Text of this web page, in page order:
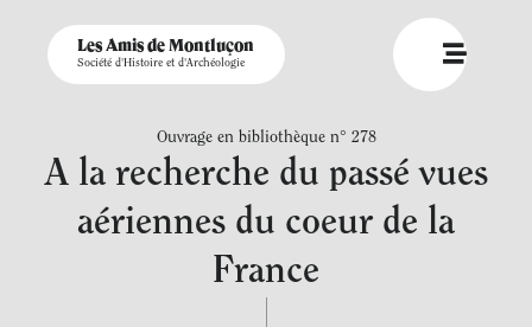
Les Amis de Montluçon
Société d'Histoire et d'Archéologie
Ouvrage en bibliothèque n° 278
A la recherche du passé vues
aériennes du coeur de la
France